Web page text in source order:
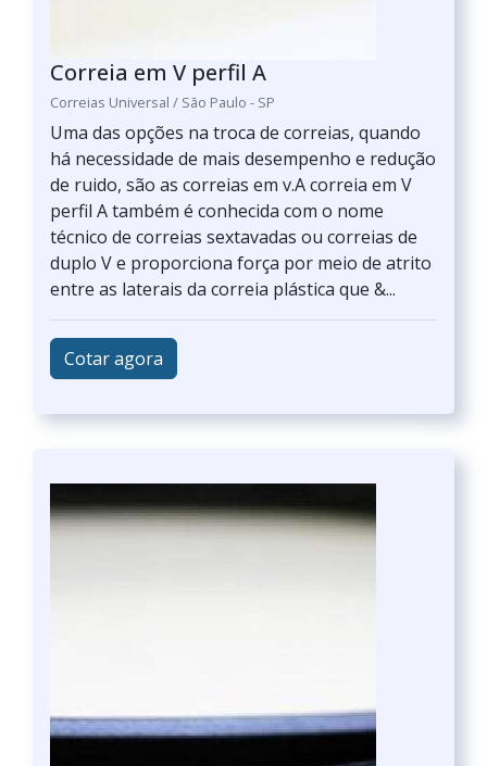
Correia em V perfil A
Correias Universal / São Paulo - SP
Uma das opções na troca de correias, quando
há necessidade de mais desempenho e redução
de ruido, são as correias em v.A correia em V
perfil A também é conhecida com o nome
técnico de correias sextavadas ou correias de
duplo V e proporciona força por meio de atrito
entre as laterais da correia plástica que &...
Cotar agora